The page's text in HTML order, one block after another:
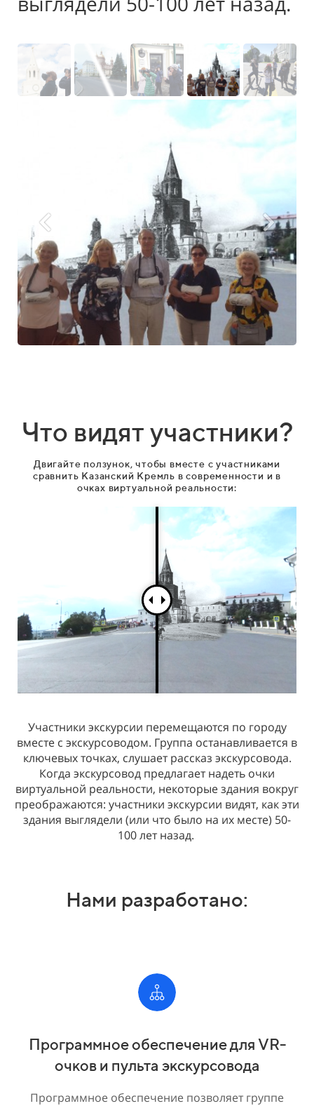
Что видят участники?
Двигайте ползунок, чтобы вместе с участниками
сравнить Казанский Кремль в современности и в
очках виртуальной реальности:
Участники экскурсии перемещаются по городу
вместе с экскурсоводом. Группа останавливается в
ключевых точках, слушает рассказ экскурсовода.
Когда экскурсовод предлагает надеть очки
виртуальной реальности, некоторые здания вокруг
преображаются: участники экскурсии видят, как эти
здания выглядели (или что было на их месте) 50-
100 лет назад.
Нами разработано:
Программное обеспечение для VR-
очков и пульта экскурсовода
Программное обеспечение позволяет группе